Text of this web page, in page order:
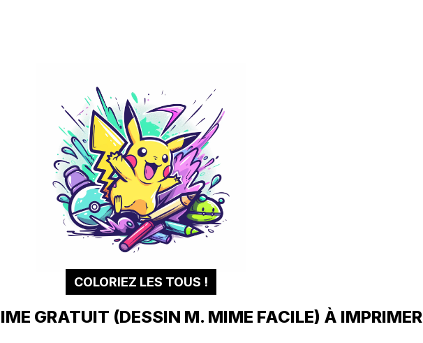
COLORIEZ LES TOUS !
GRATUIT (DESSIN M. MIME FACILE) À IMPRIMER